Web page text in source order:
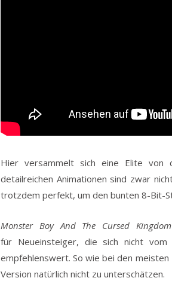
Hier versammelt sich eine Elite
detailreichen Animationen sind zwar
trotzdem perfekt, um den bunten 8-Bit-
Monster Boy And The Cursed Kingdom
für Neueinsteiger, die sich nicht vom
empfehlenswert. So wie bei den
Version natürlich nicht zu unterschätzen.